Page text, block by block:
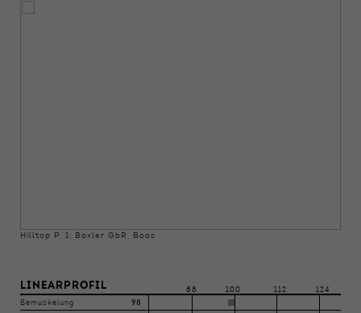
Hilltop P, 1, Boxler GbR, Boos
LINEARPROFIL 88 100 112
124
Bemuskelung
98